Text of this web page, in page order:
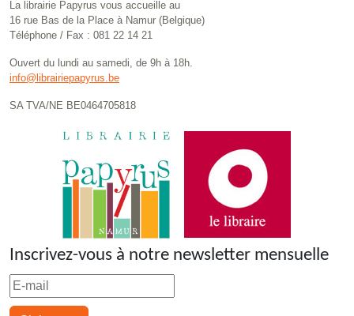
La librairie Papyrus vous accueille au
16 rue Bas de la Place à Namur (Belgique)
Téléphone / Fax : 081 22 14 21
Ouvert du lundi au samedi, de 9h à 18h.
info@librairiepapyrus.be
SA TVA/NE BE0464705818
Inscrivez-vous à notre newsletter mensuelle